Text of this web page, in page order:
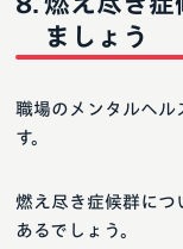
ましょう
職場のメンタルヘル
す。
燃え尽き症候群につ
あるでしょう。